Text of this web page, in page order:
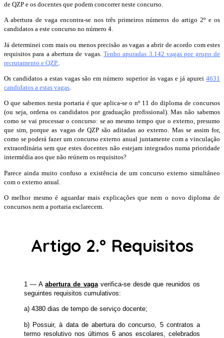
de QZP e os docentes que podem concorrer neste concurso.
A abertura de vaga encontra-se nos três primeiros números do artigo 2º e os
candidatos a este concurso no número 4.
Já determinei com mais ou menos precisão as vagas a abrir de acordo com estes
requisitos para a abertura de vagas. Tenho apuradas 3.142 vagas por grupo de
recrutamento e QZP.
Os candidatos a estas vagas são em número superior às vagas e já apurei 4631
candidatos a estas vagas.
O que sabemos nesta portaria é que aplica-se o nº 11 do diploma de concursos
(ou seja, ordena os candidatos por graduação profissional). Mas não sabemos
como se vai processar o concurso: se ao mesmo tempo que o externo, presumo
que sim, porque as vagas de QZP são aditadas ao externo. Mas se assim for,
como se poderá fazer um concurso externo anual juntamente com a vinculação
extraordinária sem que estes docentes não estejam integrados numa prioridade
intermédia aos que não reúnem os requisitos?
Parece ainda muito confuso a existência de um concurso externo simultâneo
com o externo anual.
O melhor mesmo é aguardar mais explicações que nem o novo diploma de
concursos nem a portaria esclarecem.
Artigo 2.º Requisitos
1 — Aabertura de vagaverifica-se desde que reunidos os
seguintes requisitos cumulativos:
a) 4380 dias de tempo de serviço docente;
b) Possuir, à data de abertura do concurso, 5 contratos a
termo resolutivo nos últimos 6 anos escolares, celebrados